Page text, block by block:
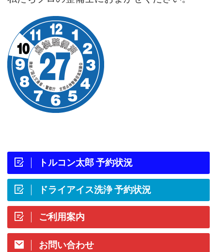
トルコン太郎 予約状況
ドライアイス洗浄 予約状況
ご利用案内
お問い合わせ